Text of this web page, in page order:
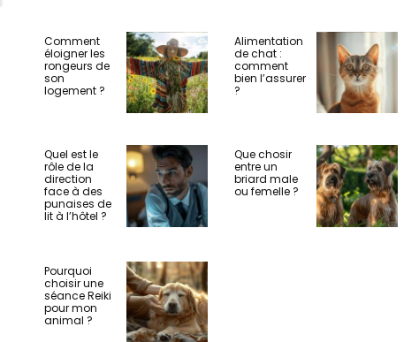
Comment
éloigner les
rongeurs de
son
logement ?
Alimentation
de chat :
comment
bien l’assurer
?
Quel est le
rôle de la
direction
face à des
punaises de
lit à l’hôtel ?
Que chosir
entre un
briard male
ou femelle ?
Pourquoi
choisir une
séance Reiki
pour mon
animal ?